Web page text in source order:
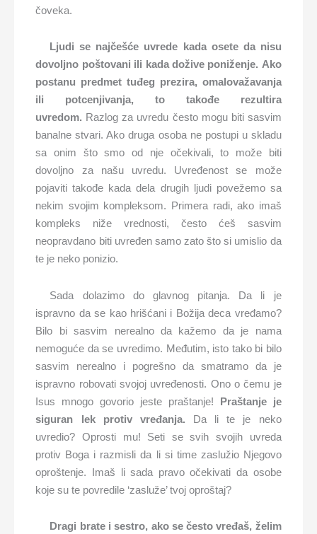
čoveka.
Ljudi se najčešće uvrede kada osete da nisu
dovoljno poštovani ili kada dožive poniženje. Ako
postanu predmet tuđeg prezira, omalovažavanja
ili potcenjivanja, to takođe rezultira
uvredom. Razlog za uvredu često mogu biti sasvim
banalne stvari. Ako druga osoba ne postupi u skladu
sa onim što smo od nje očekivali, to može biti
dovoljno za našu uvredu. Uvređenost se može
pojaviti takođe kada dela drugih ljudi povežemo sa
nekim svojim kompleksom. Primera radi, ako imaš
kompleks niže vrednosti, često ćeš sasvim
neopravdano biti uvređen samo zato što si umislio da
te je neko ponizio.
Sada dolazimo do glavnog pitanja. Da li je
ispravno da se kao hrišćani i Božija deca vređamo?
Bilo bi sasvim nerealno da kažemo da je nama
nemoguće da se uvredimo. Međutim, isto tako bi bilo
sasvim nerealno i pogrešno da smatramo da je
ispravno robovati svojoj uvređenosti. Ono o čemu je
Isus mnogo govorio jeste praštanje! Praštanje je
siguran lek protiv vređanja. Da li te je neko
uvredio? Oprosti mu! Seti se svih svojih uvreda
protiv Boga i razmisli da li si time zaslužio Njegovo
oproštenje. Imaš li sada pravo očekivati da osobe
koje su te povredile ‘zasluže’ tvoj oproštaj?
Dragi brate i sestro, ako se često vređaš, želim